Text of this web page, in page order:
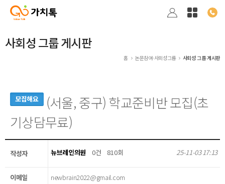
사회성 그룹 게시판
홈 논문참여·사회성그룹 사회성 그룹 게시판
모집해요
(서울, 중구) 학교준비반 모집(초
기상담무료)
작성자 뉴브레인의원 0건 810회 25-11-03 17:13
이메일 newbrain2022@gmail.com